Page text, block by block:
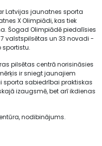
Latvijas jaunatnes sporta
X Olimpiādi, kas tiek
Šogad Olimpiādē piedalīsies
valstspilsētas un 33 novadi -
sportistu.
pilsētas centrā norisināsies
ir sniegt jaunajiem
sporta sabiedrībai praktiskas
izaugsmē, bet arī ikdienas
nodibinājums.